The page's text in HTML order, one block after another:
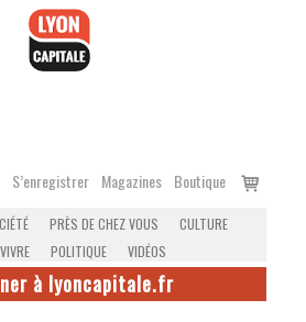
S’enregistrer Magazines Boutique
Voir
PRÈS DE CHEZ VOUS
CULTURE
POLITIQUE VIDÉOS
à lyoncapitale.fr